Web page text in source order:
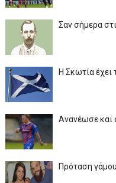
Σαν σήμερα
Η Σκωτία έχει
Ανανέωσε και
Πρόταση